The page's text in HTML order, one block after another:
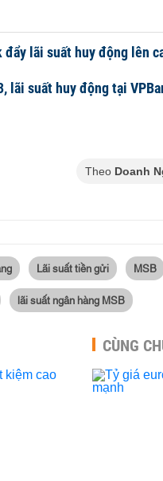
đẩy lãi suất huy động lên
lãi suất huy động tại
Theo Doanh
Lãi suất tiền gửi MSB
lãi suất ngân hàng MSB
CÙNG